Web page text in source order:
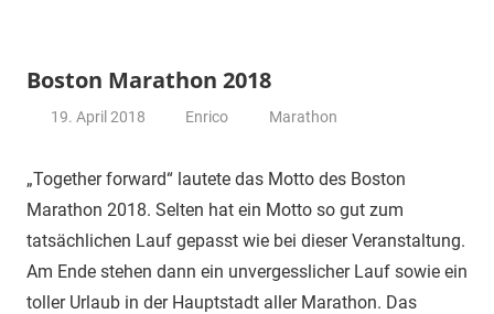
Boston Marathon 2018
19. April 2018 Enrico Marathon
„Together forward“ lautete das Motto des Boston
Marathon 2018. Selten hat ein Motto so gut zum
tatsächlichen Lauf gepasst wie bei dieser Veranstaltung.
Am Ende stehen dann ein unvergesslicher Lauf sowie ein
toller Urlaub in der Hauptstadt aller Marathon. Das